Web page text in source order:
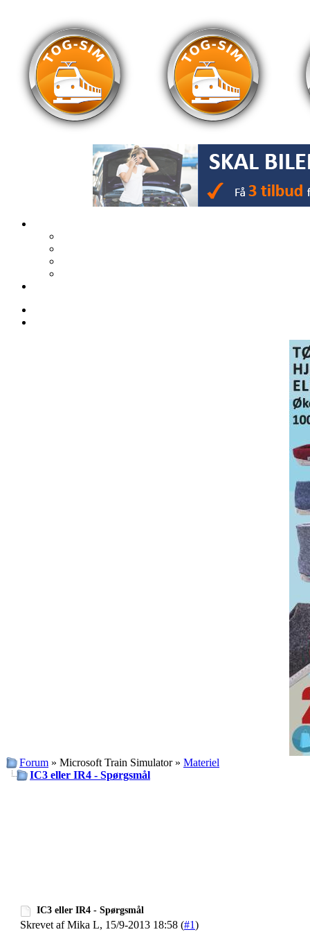
Forum » Microsoft Train Simulator » Materiel
IC3 eller IR4 - Spørgsmål
IC3 eller IR4 - Spørgsmål
Skrevet af Mika L, 15/9-2013 18:58 (#1)